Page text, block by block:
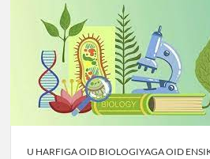
U HARFIGA OID BIOLOGIYAGA OID